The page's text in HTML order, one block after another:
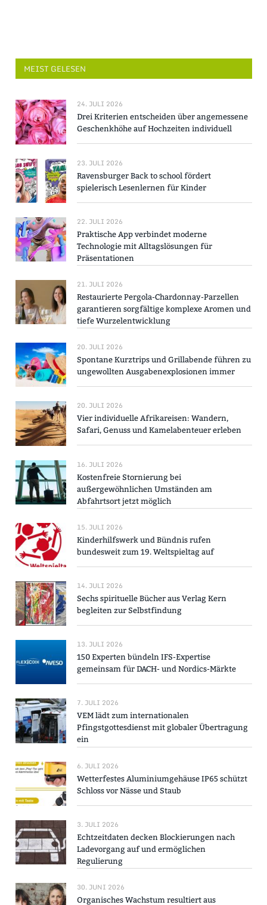
MEIST GELESEN
24. JULI 2026
Drei Kriterien entscheiden über angemessene
Geschenkhöhe auf Hochzeiten individuell
23. JULI 2026
Ravensburger Back to school fördert
spielerisch Lesenlernen für Kinder
22. JULI 2026
Praktische App verbindet moderne
Technologie mit Alltagslösungen für
Präsentationen
21. JULI 2026
Restaurierte Pergola-Chardonnay-Parzellen
garantieren sorgfältige komplexe Aromen und
tiefe Wurzelentwicklung
20. JULI 2026
Spontane Kurztrips und Grillabende führen zu
ungewollten Ausgabenexplosionen immer
20. JULI 2026
Vier individuelle Afrikareisen: Wandern,
Safari, Genuss und Kamelabenteuer erleben
16. JULI 2026
Kostenfreie Stornierung bei
außergewöhnlichen Umständen am
Abfahrtsort jetzt möglich
15. JULI 2026
Kinderhilfswerk und Bündnis rufen
bundesweit zum 19. Weltspieltag auf
14. JULI 2026
Sechs spirituelle Bücher aus Verlag Kern
begleiten zur Selbstfindung
13. JULI 2026
150 Experten bündeln IFS-Expertise
gemeinsam für DACH- und Nordics-Märkte
7. JULI 2026
VEM lädt zum internationalen
Pfingstgottesdienst mit globaler Übertragung
ein
6. JULI 2026
Wetterfestes Aluminiumgehäuse IP65 schützt
Schloss vor Nässe und Staub
3. JULI 2026
Echtzeitdaten decken Blockierungen nach
Ladevorgang auf und ermöglichen
Regulierung
30. JUNI 2026
Organisches Wachstum resultiert aus